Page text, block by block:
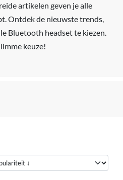
artikelen geven je alle
Ontdek de nieuwste trends,
Bluetooth headset te kiezen.
keuze!